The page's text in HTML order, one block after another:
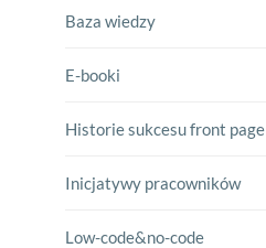
Baza wiedzy
E-booki
Historie sukcesu front page
Inicjatywy pracowników
Low-code&no-code